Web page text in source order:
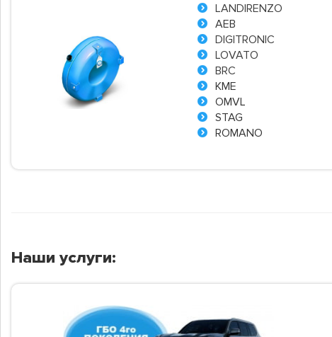
LANDIRENZO
AEB
DIGITRONIC
LOVATO
BRC
KME
OMVL
STAG
ROMANO
Наши услуги: